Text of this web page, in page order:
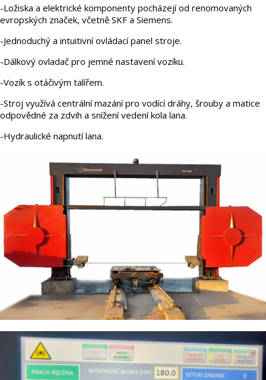
-Ložiska a elektrické komponenty pocházejí od renomovaných
evropských značek, včetně SKF a Siemens.
-Jednoduchý a intuitivní ovládací panel stroje.
-Dálkový ovladač pro jemné nastavení vozíku.
-Vozík s otáčivým talířem.
-Stroj využívá centrální mazání pro vodící dráhy, šrouby a matice
odpovědné za zdvih a snížení vedení kola lana.
-Hydraulické napnutí lana.